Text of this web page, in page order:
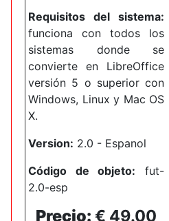
Requisitos del sistema:
funciona con todos los
sistemas donde se
convierte en LibreOffice
versión 5 o superior con
Windows, Linux y Mac OS
X.
Version: 2.0 - Espanol
Código de objeto: fut-
2.0-esp
Precio: € 49.00